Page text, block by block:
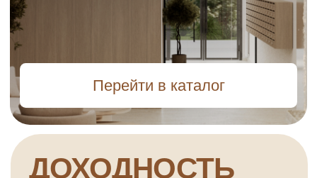
ПОЧЕМУ
КВАРТИРЫ В
МАРИУПОЛЕ
РАССМАТРИВАЮТ
ДЛЯ ЖИЗНИ И
ИНВЕСТИЦИЙ?
Город обновляется